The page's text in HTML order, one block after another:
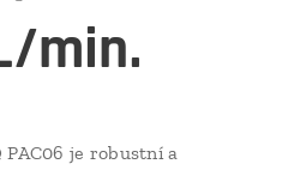
min.
je robustní a